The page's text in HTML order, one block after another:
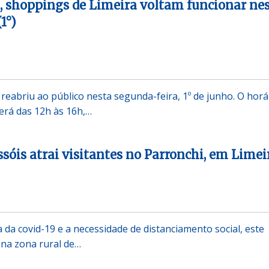
shoppings de Limeira voltam funcionar
ao público nesta segunda-feira, 1º de junho. O
das 12h às 16h,…
atrai visitantes no Parronchi, em
da covid-19 e a necessidade de distanciamento social, este
zona rural de…